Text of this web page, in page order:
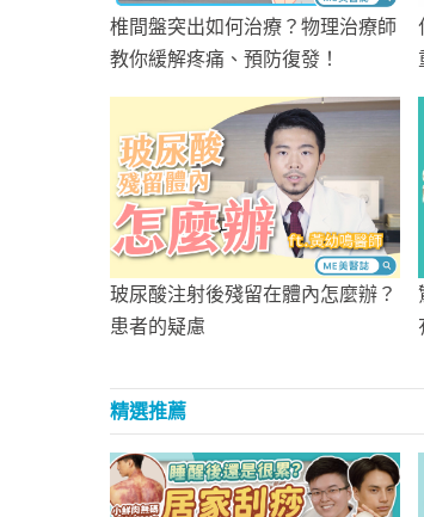
椎間盤突出如何治療？物理治療師
教你緩解疼痛、預防復發！
玻尿酸注射後殘留在體內怎麼辦？
患者的疑慮
精選推薦